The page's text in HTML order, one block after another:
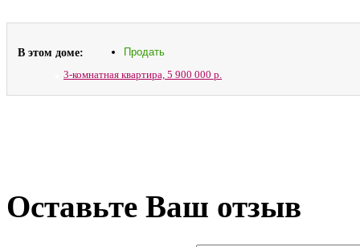
В этом доме: Продать
3-комнатная квартира, 5 900 000 р.
Оставьте Ваш отзыв